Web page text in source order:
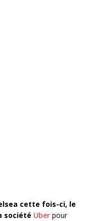
cette fois-ci, le
société Uber pour